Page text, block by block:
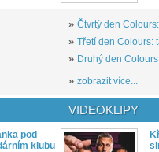
» Čtvrtý den
» Třetí den Colours:
» Druhý den
» zobrazit více...
pod
klubu
VIDEOKLIPY